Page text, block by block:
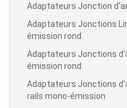
Adaptateurs Jonction
Adaptateurs Jonctions
émission rond
Adaptateurs Jonctions
émission rond
Adaptateurs Jonctions
rails mono-émission